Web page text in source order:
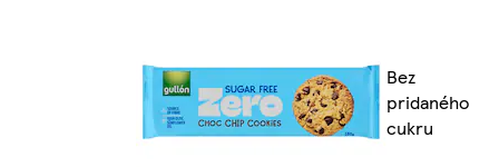
Bez
pridaného
cukru